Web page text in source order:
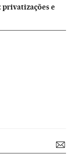
e